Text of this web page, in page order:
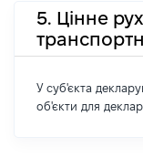
5. Цінне
У суб'єкта
об'єкти для